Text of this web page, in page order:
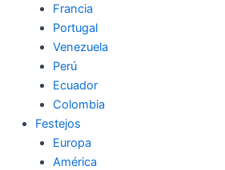
Francia
Portugal
Venezuela
Perú
Ecuador
Colombia
Festejos
Europa
América